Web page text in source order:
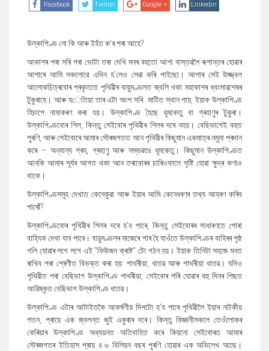
Facebook Twitter Google + Linkedin
উল্কাপিণ্ড নো কি আৰু ইহঁত ক’ৰ পৰা আহে?
আকাশৰ পৰা সৰি পৰা ভোটা তৰা দেখি মনৰ বহুতো আশা বাস্তৱলৈ ৰূপান্তৰ হোৱাৰ
আশাৰে আমি সকলোৱে এদিন হ’লেও সেৱা কৰি পাইছো। আশাৰ সেই উজ্জ্বল
আলোকচিত্ৰবোৰ প্ৰকৃততে পৃথিৱীৰ বায়ুমণ্ডলত জ্বলি থকা মহাকাশৰ ধ্বংসাৱশেষৰ
টুকুৰাহে। আৰু যেতিয়া তাৰ এটা অংশ সৰি মাটিত স্থান পায়, ইয়াক উল্কাপিণ্ড
হিচাপে নামাকৰণ কৰা হয় । উল্কাপিণ্ড হৈছে ধূমকেতু বা গ্ৰহাণুৰ টুকুৰা ।
উল্কাপিণ্ডবোৰ শিল,কিন্তু সেইবোৰ পৃথিৱীৰ শিলৰ দৰে নহয়। বেছিভাগেই বহুত
পুৰণি,আৰু সেইবোৰে আমাৰ সৌৰজগতত আন পৃথিৱীৰ কিছুমান একমাত্ৰ নমুনা প্ৰদান
কৰে – অন্যান্য গ্ৰহ, গ্ৰহাণু আৰু সম্ভৱতঃ ধূমকেতু। কিছুমান উল্কাপিণ্ডত
আনকি আমাৰ সূৰ্যৰ আগত থকা আন তৰাবোৰৰ চাৰিওফালে সৃষ্টি হোৱা ক্ষুদ্ৰ কণাও
থাকে।
উল্কাপিণ্ডসমূহ দেখাত কেনেকুৱা আৰু ইয়াৰ আমি কেনেধৰণৰ তথ্য আহৰণ কৰিব
পাৰোঁ?
উল্কাপিণ্ডবোৰ পৃথিৱীৰ শিলৰ দৰে হ'ব পাৰে, কিন্তু সেইবোৰৰ সাধাৰণতে পোৰা
বাহ্যিক দেখা যাব পাৰে। বায়ুমণ্ডলৰ মাজেৰে পাৰ হৈ যাওঁতে উল্কাপিণ্ডৰ বাহিৰৰ পৃষ্ঠ
গলি যোৱাৰ লগে লগে এই "ফিউজন ক্ৰাষ্ট" টো গঠন হয়। ইয়াক তিনিটা সহজে মনত
ৰাখিব পৰা শ্ৰেণীত বিভক্ত কৰা হয়: পাথৰীয়া, ধাতৱ আৰু পাথৰীয়া ধাতৱ। যদিও
পৃথিৱীত পৰা বেছিভাগ উল্কাপিণ্ড পাথৰীয়া, সেইবোৰ পৰি যোৱাৰ বহু দিনৰ পিছত
আৱিষ্কৃত বেছিভাগ উল্কাপিণ্ড ধাতৱ।
উল্কাপিণ্ড এটাৰ আটাইতকৈ আকৰ্ষণীয় দিশটো হ'ব পাৰে পৃথিৱীলৈ ইয়াৰ নাটকীয়
পতন, প্ৰায়ে এক জ্বলন্ত জুই একুৰাৰ দৰে।কিন্তু বিজ্ঞানীসকলে তেওঁলোকৰ
কেৰিয়াৰ উল্কাপিণ্ড
অধ্যয়নত অতিবাহিত কৰে কিয়নো সেইবোৰত আমাৰ
সৌৰজগতৰ ইতিহাস প্ৰায় ৪.৬ বিলিয়ন বছৰ পুৰণি হোৱাৰ এক অভিলেখ আছে।